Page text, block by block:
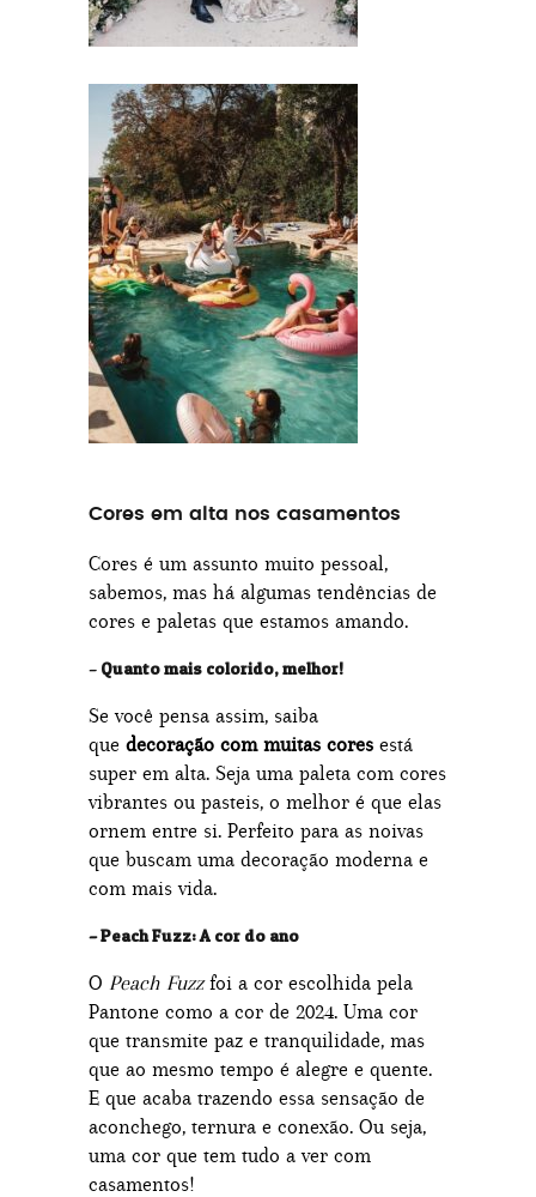
Cores em alta nos casamentos
Cores é um assunto muito pessoal,
sabemos, mas há algumas tendências de
cores e paletas que estamos amando.
– Quanto mais colorido, melhor!
Se você pensa assim, saiba
que decoração com muitas cores está
super em alta. Seja uma paleta com cores
vibrantes ou pasteis, o melhor é que elas
ornem entre si. Perfeito para as noivas
que buscam uma decoração moderna e
com mais vida.
– Peach Fuzz: A cor do ano
O Peach Fuzzfoi a cor escolhida pela
Pantone como a cor de 2024. Uma cor
que transmite paz e tranquilidade, mas
que ao mesmo tempo é alegre e quente.
E que acaba trazendo essa sensação de
aconchego, ternura e conexão. Ou seja,
uma cor que tem tudo a ver com
casamentos!